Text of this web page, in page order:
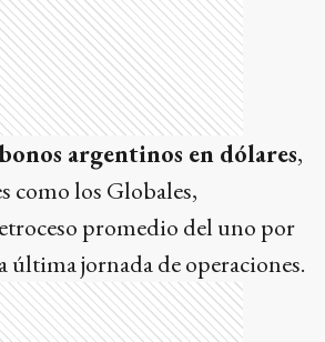
bonos argentinos en dólares,
como los Globales,
promedio del uno por
última jornada de operaciones.